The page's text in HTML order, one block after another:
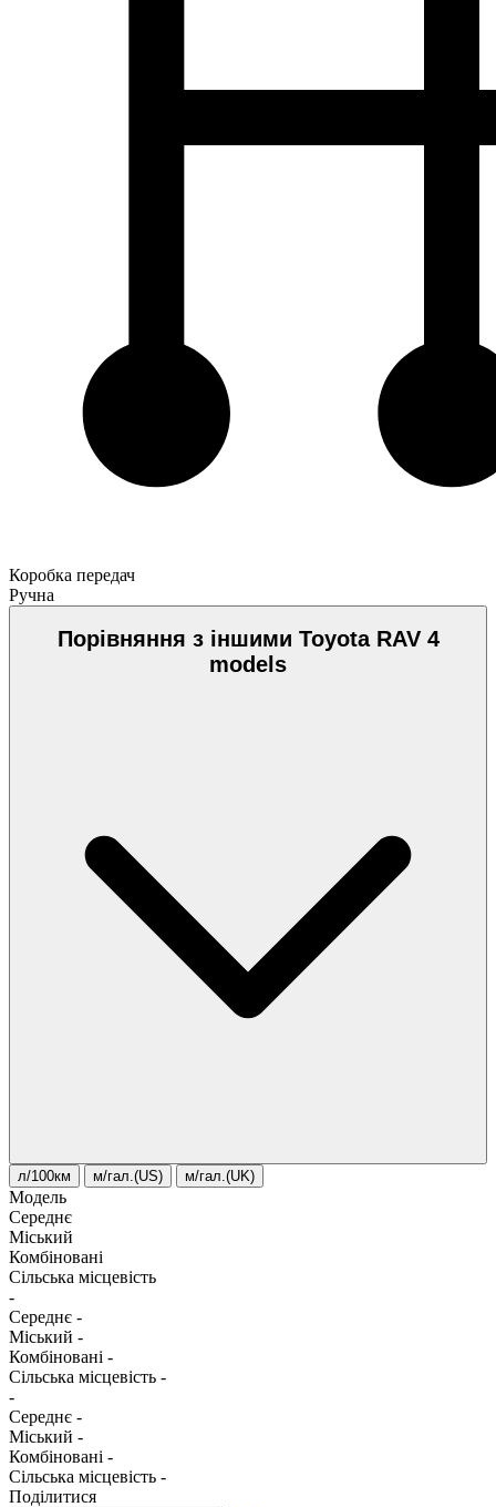
Коробка передач
Ручна
Порівняння з іншими Toyota RAV 4
models
л/100км м/гал.(US) м/гал.(UK)
Модель
Середнє
Міський
Комбіновані
Сільська місцевість
-
Середнє -
Міський -
Комбіновані -
Сільська місцевість -
-
Середнє -
Міський -
Комбіновані -
Сільська місцевість -
Поділитися